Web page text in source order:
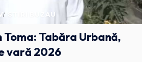
STIRI BUZAU
Tabăra Urbană,
vară 2026